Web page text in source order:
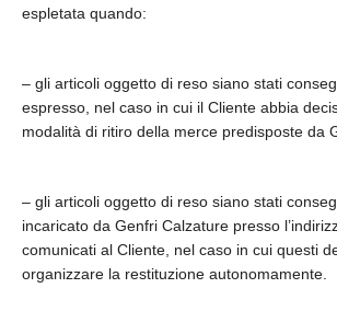
espletata quando:
– gli articoli oggetto di reso siano stati
espresso, nel caso in cui il Cliente abbia
modalità di ritiro della merce predisposte da
– gli articoli oggetto di reso siano stati
incaricato da Genfri Calzature presso
comunicati al Cliente, nel caso in cui questi
organizzare la restituzione autonomamente.